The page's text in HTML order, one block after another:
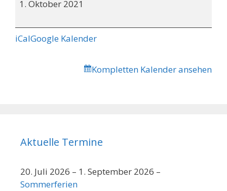
Bewegungstag
1. Oktober 2021
iCalGoogle Kalender
Kompletten Kalender ansehen
Aktuelle Termine
20. Juli 2026 – 1. September 2026 –
Sommerferien